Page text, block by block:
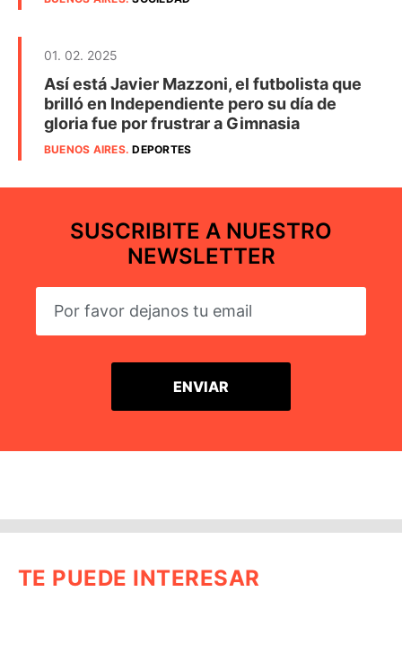
01. 02. 2025
Así está Javier Mazzoni, el futbolista que
brilló en Independiente pero su día de
gloria fue por frustrar a Gimnasia
BUENOS AIRES.DEPORTES
SUSCRIBITE A NUESTRO
NEWSLETTER
TE PUEDE INTERESAR